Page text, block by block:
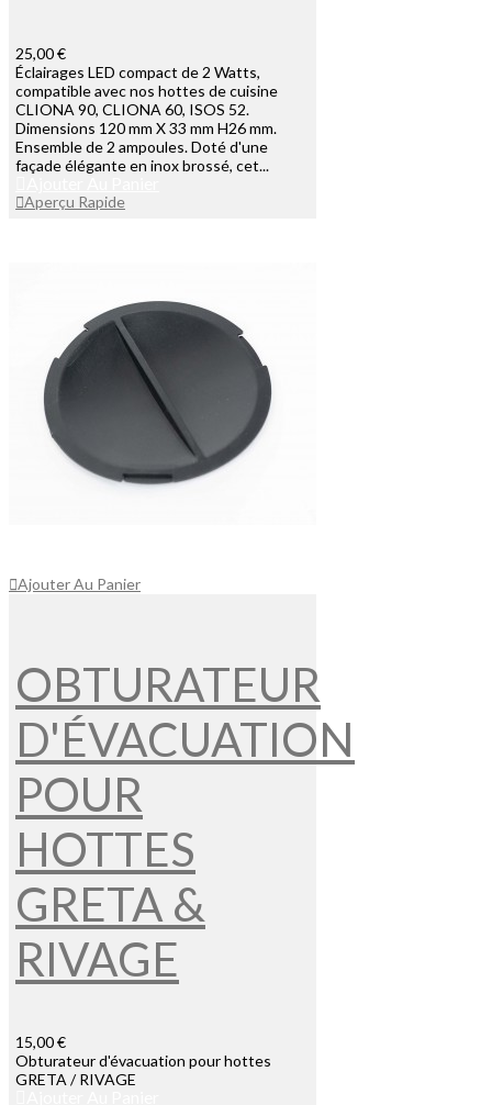
25,00 €
Éclairages LED compact de 2 Watts,
compatible avec nos hottes de cuisine
CLIONA 90, CLIONA 60, ISOS 52.
Dimensions 120 mm X 33 mm H26 mm.
Ensemble de 2 ampoules. Doté d'une
façade élégante en inox brossé, cet...
Aperçu Rapide
Ajouter Au Panier
OBTURATEUR
D'ÉVACUATION
POUR
HOTTES
GRETA &
RIVAGE
15,00 €
Obturateur d'évacuation pour hottes
GRETA / RIVAGE